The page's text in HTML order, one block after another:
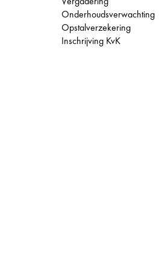
Onderhoudsverwachting
Opstalverzekering
Inschrijving KvK